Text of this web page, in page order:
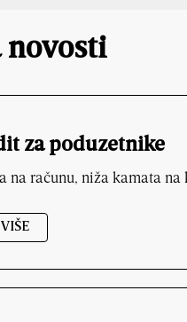
za poduzetnike
na računu, niža kamata na